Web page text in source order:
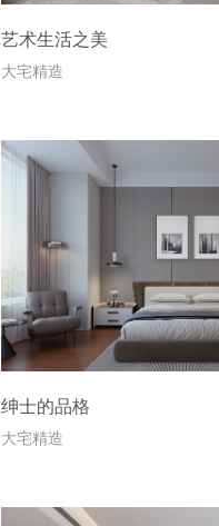
艺术生活之美
大宅精造
绅士的品格
大宅精造